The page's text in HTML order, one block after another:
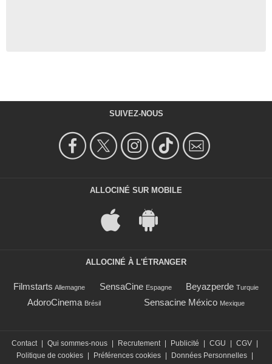
SUIVEZ-NOUS
ALLOCINÉ SUR MOBILE
ALLOCINÉ À L'ÉTRANGER
Filmstarts Allemagne SensaCine Espagne Beyazperde Turquie
AdoroCinema Brésil Sensacine México Mexique
Contact Qui sommes-nous Recrutement Publicité CGU CGV
Politique de cookies
Préférences cookies Données Personnelles